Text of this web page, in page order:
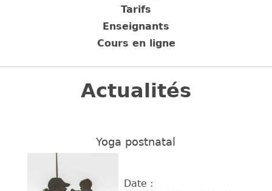
Back
Actualités
Yoga postnatal
Date :
Tarifs
Enseignants
Cours en ligne